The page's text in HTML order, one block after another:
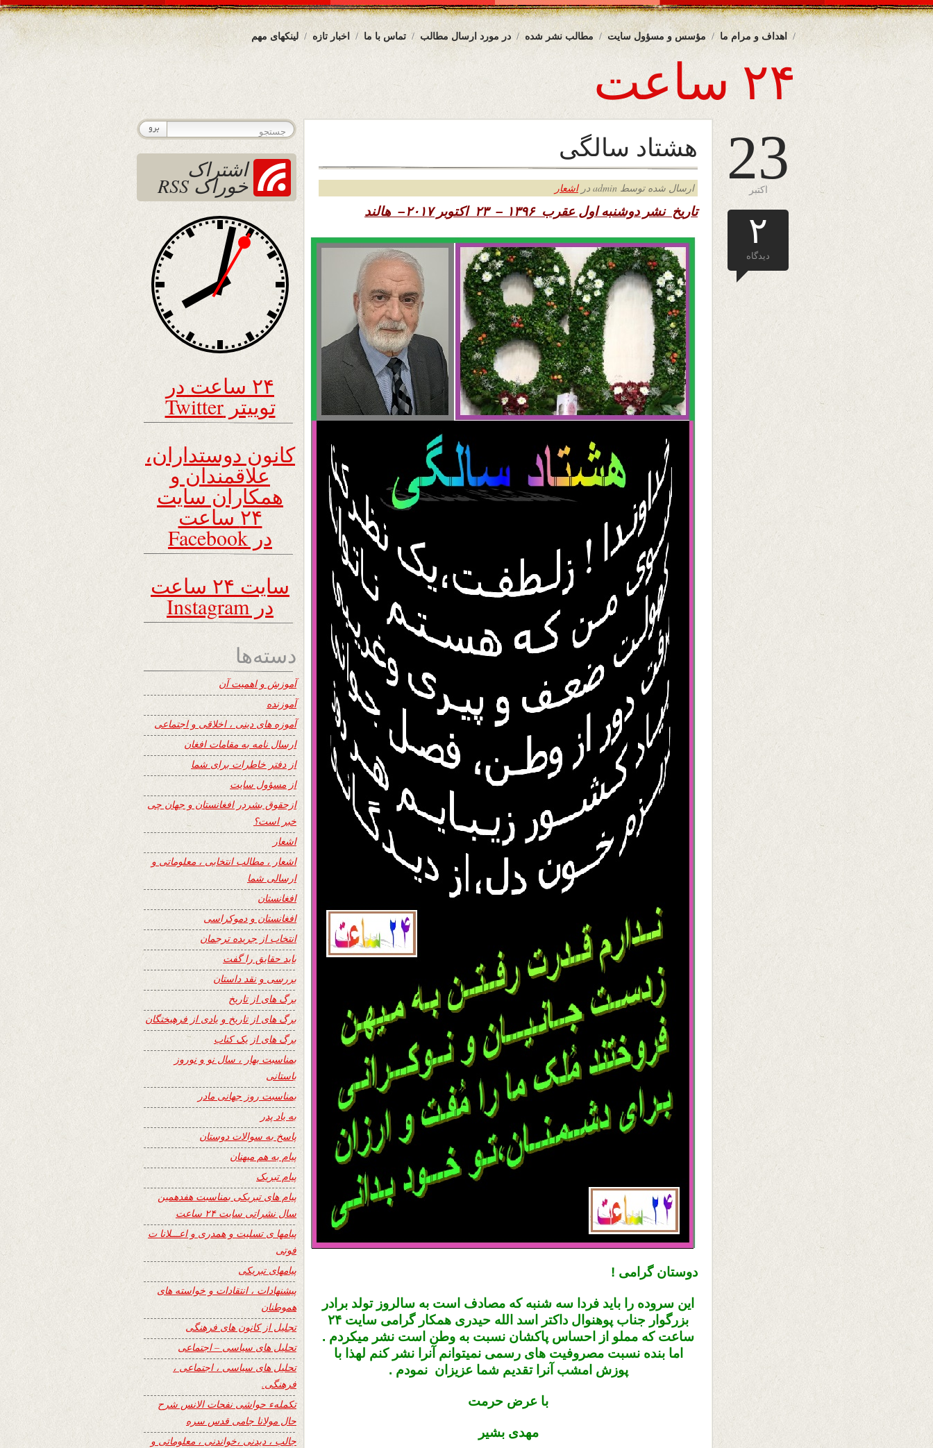
لینکهای مهم اخبار تازه تماس با ما در مورد ارسال مطالب مطالب نشر شده مؤسس و مسؤول سایت اهداف و مرام ما
۲۴ ساعت
23
اکتبر
۲
دیدگاه
هشتاد سالگی
ارسال شده توسط admin در اشعار
تاریخ نشر دوشنبه اول عقرب ۱۳۹۶ – ۲۳ اکتوبر ۲۰۱۷– هالند
دوستان گرامی !
این سروده را باید فردا سه شنبه که مصادف است به سالروز تولد برادر
بزرگوار جناب پوهنوال داکتر اسد الله حیدری همکار گرامی سایت ۲۴
ساعت که مملو از احساس پاکشان نسبت به وطن است نشر میکردم .
اما بنده نسبت مصروفیت های رسمی نمیتوانم آنرا نشر کنم لهذا با
پوزش امشب آنرا تقدیم شما عزیزان نمودم .
با عرض حرمت
مهدی بشیر
اشتراک
خوراک RSS
۲۴ ساعت در
توییتر Twitter
کانون دوستداران،
علاقمندان و
همکاران سایت
۲۴ ساعت
در Facebook
سایت ۲۴ ساعت
در Instagram
دسته‌ها
آموزش و اهمیت آن
آموزنده
آموزه های دینی ، اخلاقی و اجتماعی
ارسال نامه به مقامات افغان
از دفتر خاطرات برای شما
از مسؤول سایت
ازحقوق بشردر افغانستان و جهان چی
خبر است؟
اشعار
اشعار ، مطالب انتخابی ، معلوماتی و
ارسالی شما
افغانستان
افغانستان و دموکراسی
انتخاب از جریده ترجمان
باید حقایق را گفت
بررسی و نقد داستان
برگ های از تاریخ
برگ های از تاریخ و یادی از فرهیختگان
برگ های از یک کتاب
بمناسبت بهار ، سال نو و نوروز
باستانی
بمناسبت روز جهانی مادر
به یاد پدر
پاسخ به سوالات دوستان
پیام به هم میهنان
پیام تبریک
پیام های تبریکی بمناسبت هفدهمین
سال نشراتی سایت ۲۴ ساعت
پیامها ی تسلیت و همدری و اعـــلانا ت
فوتی
پیامهای تبریکی
پیشنهادات ، انتقادات و خواسته های
هموطنان
تجلیل از کانون های فرهنگی
تحلیل های سیاسی – اجتماعی
تحلیل های سیاسی ، اجتماعی ،
فرهنگی.
تکملهء حواشی نفحات الانس شرح
حال مولانا جامی قدس سره
جالب ، دیدنی ،خواندنی ، معلوماتی و